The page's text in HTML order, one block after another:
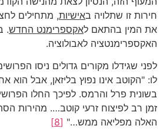
חירות זו שתלויה באישיות, מתחילים
את המין בהתאם לאקספרימנט החדש.
האקספרימנטציה לאבולוציה.
לפני שגידלו מקורים גדולים ניסו
לו: "הקוטב אינו נפוץ בליזאן, אבל הוא
בשונית פרל והרמס. לפיכך החלו
זמן רב לפיצוח זרעי קוטב…. מהירות
האלה מפליאה ממש…" [8]